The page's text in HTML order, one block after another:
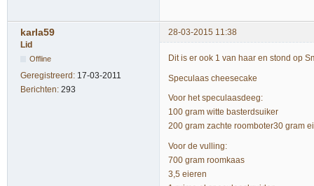
karla59
28-03-2015 11:38
Lid
Offline
Geregistreerd: 17-03-2011
Berichten: 293
Dit is er ook 1 van haar en stond op
Speculaas cheesecake
Voor het speculaasdeeg:
100 gram witte basterdsuiker
200 gram zachte roomboter30 gram
Voor de vulling:
700 gram roomkaas
3,5 eieren